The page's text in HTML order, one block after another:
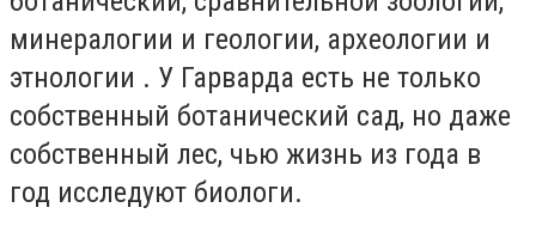
минералогии и геологии, археологии и
этнологии . У Гарварда есть не только
собственный ботанический сад, но даже
собственный лес, чью жизнь из года в
год исследуют биологи.